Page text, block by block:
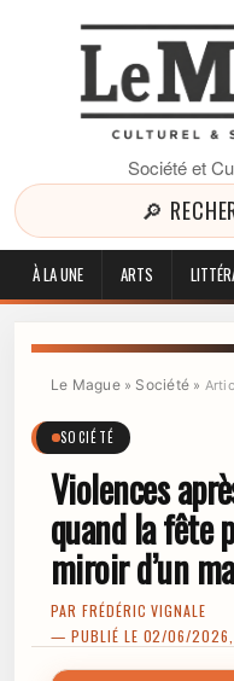
Société et
🔎
À LA UNE ARTS
Le Mague» Société»
SOCIÉTÉ
Violences
quand la fête
miroir d’un
PAR FRÉDÉRIC VIGNALE
— PUBLIÉ LE 02/06/